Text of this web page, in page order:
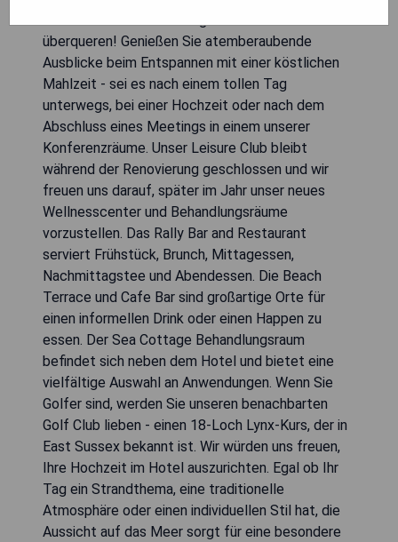
überqueren! Genießen Sie atemberaubende
Ausblicke beim Entspannen mit einer köstlichen
Mahlzeit - sei es nach einem tollen Tag
unterwegs, bei einer Hochzeit oder nach dem
Abschluss eines Meetings in einem unserer
Konferenzräume. Unser Leisure Club bleibt
während der Renovierung geschlossen und wir
freuen uns darauf, später im Jahr unser neues
Wellnesscenter und Behandlungsräume
vorzustellen. Das Rally Bar and Restaurant
serviert Frühstück, Brunch, Mittagessen,
Nachmittagstee und Abendessen. Die Beach
Terrace und Cafe Bar sind großartige Orte für
einen informellen Drink oder einen Happen zu
essen. Der Sea Cottage Behandlungsraum
befindet sich neben dem Hotel und bietet eine
vielfältige Auswahl an Anwendungen. Wenn Sie
Golfer sind, werden Sie unseren benachbarten
Golf Club lieben - einen 18-Loch Lynx-Kurs, der in
East Sussex bekannt ist. Wir würden uns freuen,
Ihre Hochzeit im Hotel auszurichten. Egal ob Ihr
Tag ein Strandthema, eine traditionelle
Atmosphäre oder einen individuellen Stil hat, die
Aussicht auf das Meer sorgt für eine besondere